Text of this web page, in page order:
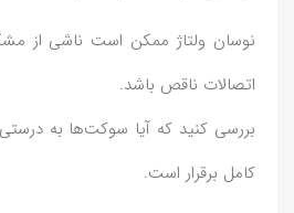
نوسان ولتاژ ممکن است ناشی از
اتصالات ناقص باشد.
بررسی کنید که آیا سوکت‌ها به
کامل برقرار است.